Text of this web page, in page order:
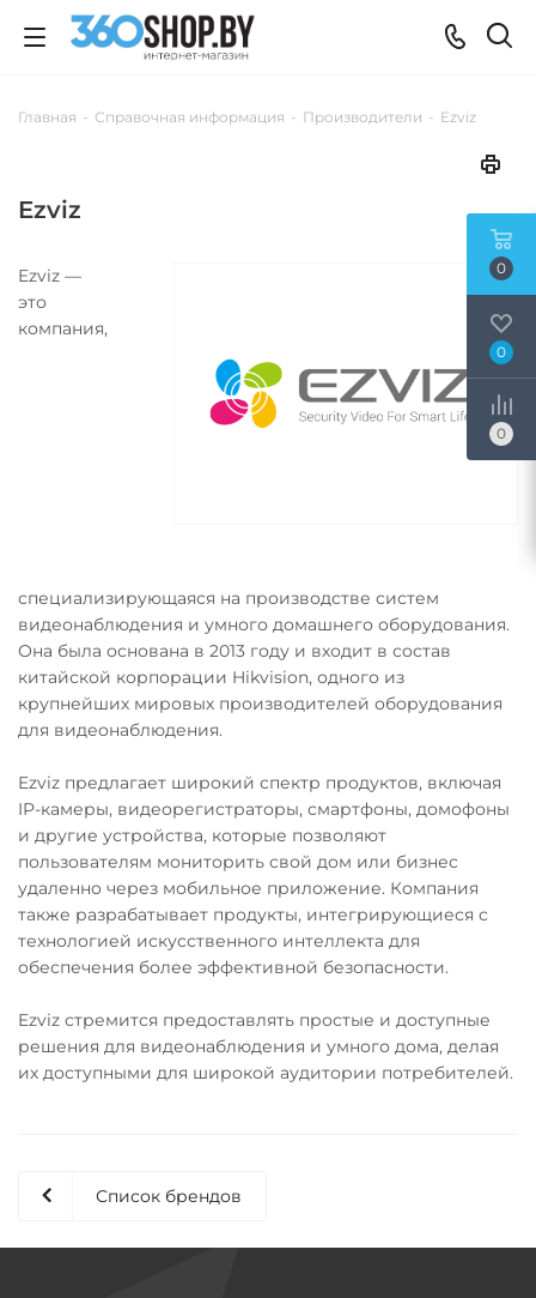
Главная - Справочная информация - Производители - Ezviz
Ezviz
Ezviz —
это
компания,
специализирующаяся на производстве систем
видеонаблюдения и умного домашнего оборудования.
Она была основана в 2013 году и входит в состав
китайской корпорации Hikvision, одного из
крупнейших мировых производителей оборудования
для видеонаблюдения.
Ezviz предлагает широкий спектр продуктов, включая
IP-камеры, видеорегистраторы, смартфоны, домофоны
и другие устройства, которые позволяют
пользователям мониторить свой дом или бизнес
удаленно через мобильное приложение. Компания
также разрабатывает продукты, интегрирующиеся с
технологией искусственного интеллекта для
обеспечения более эффективной безопасности.
Ezviz стремится предоставлять простые и доступные
решения для видеонаблюдения и умного дома, делая
их доступными для широкой аудитории потребителей.
Список брендов
0
0
0